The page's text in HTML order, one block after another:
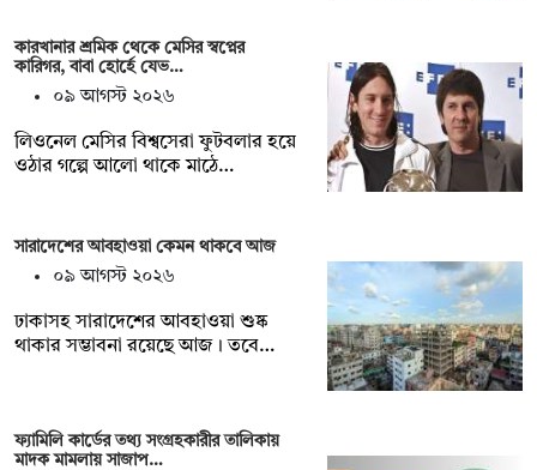
কারখানার শ্রমিক থেকে মেসির স্বপ্নের
কারিগর, বাবা হোর্হে যেভ…
০৯ আগস্ট ২০২৬
লিওনেল মেসির বিশ্বসেরা ফুটবলার হয়ে
ওঠার গল্পে আলো থাকে মাঠে…
সারাদেশের আবহাওয়া কেমন থাকবে আজ
০৯ আগস্ট ২০২৬
ঢাকাসহ সারাদেশের আবহাওয়া শুষ্ক
থাকার সম্ভাবনা রয়েছে আজ। তবে…
ফ্যামিলি কার্ডের তথ্য সংগ্রহকারীর তালিকায়
মাদক মামলায় সাজাপ…